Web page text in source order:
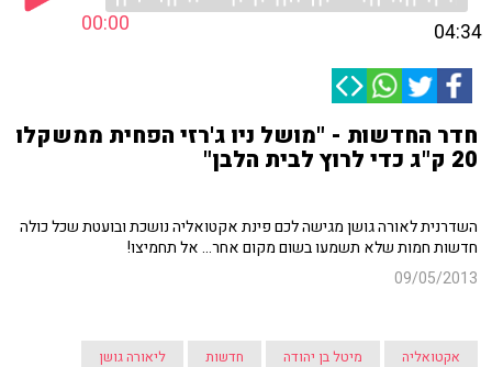
00:00 04:34
חדר החדשות - "מושל ניו ג'רזי הפחית ממשקלו
20 ק"ג כדי לרוץ לבית הלבן"
השדרנית לאורה גושן מגישה לכם פינת אקטואליה נושכת ובועטת שכל כולה
חדשות חמות שלא תשמעו בשום מקום אחר... אל תחמיצו!
09/05/2013
אקטואליה מיטל בן יהודה חדשות ליאורה גושן